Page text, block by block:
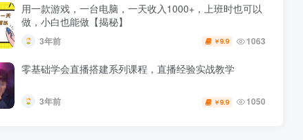
用一款游戏，一台电脑，一天收入1000+，上班时也可以
做，小白也能做【揭秘】
3年前 ￥9.9 1063
零基础学会直播搭建系列课程，​直播经验实战教学
3年前 ￥9.9 1050